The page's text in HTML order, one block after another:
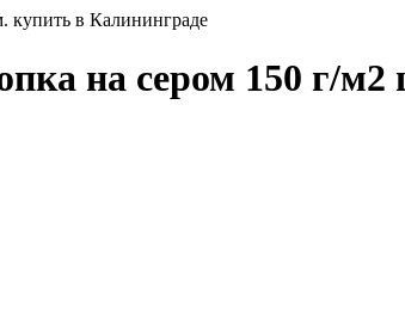
купить в Калининграде
на сером 150 г/